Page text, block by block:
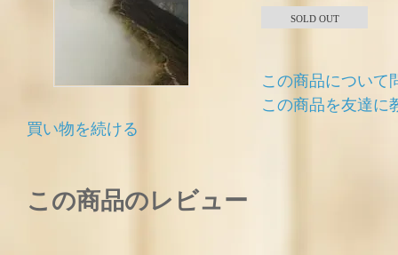
SOLD OUT
この商品について
この商品を友達に
買い物を続ける
この商品のレビュー